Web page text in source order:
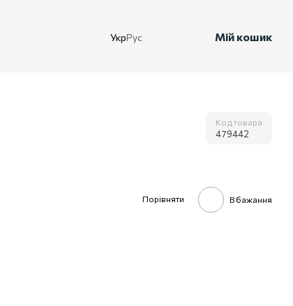
УкрРус Мій кошик
Код товара
479442
Порівняти В бажання